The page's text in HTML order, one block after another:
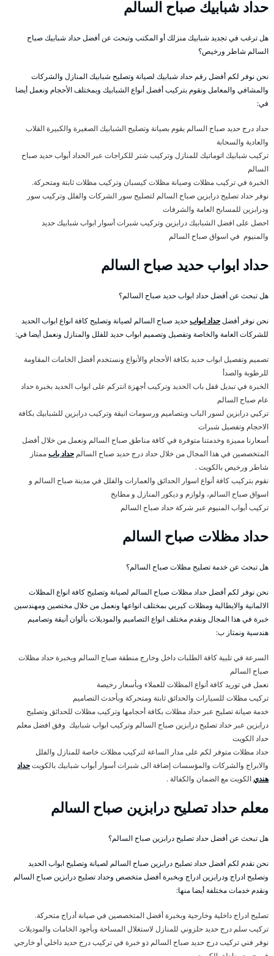
حداد شبابيك صباح السالم
هل ترغب في تجديد شبابيك منزلك أو المكتب وتبحث عن أفضل حداد شبابيك صباح
السالم شاطر ورخيص؟
نحن نوفر لكم أفضل رقم حداد شبابيك لصيانة وتصليح شبابيك المنازل والشركات
والمشافي والمعامل ونقوم بتركيب أفضل أنواع الشبابيك وبمختلف الأحجام ونعمل أيضا
في:
حداد درج حديد صباح السالم يقوم بصيانة وتصليح الشبابيك الصغيرة والكبيرة القلاب
والعادية والسحابة
تركيب شبابيك اتوماتيك للمنازل وتركيب شتر للكراجات عبر الحداد أبواب حديد صباح
السالم
الخبرة في تركيب مظلات وصيانة مظلات كيسبان وتركيب مظلات ثابتة ومتحركة.
نوفر حداد تصليح درابزين صباح السالم لتصليح سور الشركات والفلل وتركيب سور
ودرابزين للمسابح العامة والشرفات
احصل على افضل الشبابيك درابزين وتركيب شبرات أسوار ابواب شبابيك حديد
والمنيوم في اسواق صباح السالم
حداد ابواب حديد صباح السالم
هل تبحث عن أفضل حداد ابواب حديد صباح السالم؟
نحن نوفر أفضلحداد ابوابحديد صباح السالم لصيانة وتصليح كافة انواع ابواب الحديد
للشركات العامة والخاصة وتفصيل وتصميم ابواب حديد للفلل والمنازل ونعمل أيضا في:
تصميم وتفصيل ابواب حديد بكافة الأحجام والأنواع ونستخدم أفضل الخامات المقاومة
للرطوبة والصدأ
الخبرة في تبديل قفل باب الحديد وتركيب أجهزة انتركم على ابواب الحديد بخبرة حداد
عام صباح السالم
تركيي درابزين لسور الباب وبتصاميم ورسومات انيقة وتركيب درابزين للشبابيك بكافة
الاحجام وتفصيل شبرات
أسعارنا مميزة وخدمتنا متوفرة في كافة مناطق صباح السالم ونعمل من خلال أفضل
المتخصصين في هذا المجال من خلال حداد درج حديد صباح السالم حداد بابممتاز
شاطر ورخيص بالكويت .
نقوم بتركيب كافة أنواع اسوار الحدائق والعمارات والفلل في مدينة صباح السالم و
اسواق صباح السالم، ولوازم و ديكور المنازل و مطابخ
تركيب أبواب المنيوم عبر شركة حداد صباح السالم
حداد مظلات صباح السالم
هل تبحث عن خدمة تصليح مظلات صباح السالم؟
نحن نوفر لكم أفضل حداد مظلات صباح السالم لصيانة وتصليح كافة انواع المظلات
الالمانية والايطالية ومظلات كيربي بمختلف انواعها ونعمل من خلال مختصين ومهندسين
خبرة في هذا المجال ونقدم مختلف انواع التصاميم والموديلات بألوان أنيقة وتصاميم
هندسية ونمتاز ب:
السرعة في تلبية كافة الطلبات داخل وخارج منطقة صباح السالم وبخبرة حداد مظلات
صباح السالم
نعمل في توريد كافة أنواع المظلات للعملاء وبأسعار رخيصة
تركيب مظلات للسيارات والحدائق ثابتة ومتحركة وبأحدث التصاميم
خدمة صيانة تصليح عبر حداد مظلات بكافة أحجامها وتركيب مظلات للحدائق وتصليح
درابزين عبر حداد تصليح درابزين صباح السالم وتركيب ابواب شبابيك وفق افضل معلم
حداد الكويت
حداد مظلات متوفر لكم على مدار الساعة لتركيب مظلات خاصة للمنازل والفلل
والابراج والشركات والمؤسسات إضافة الى شبرات أسوار أبواب شبابيك بالكويتحداد
هنديالكويت مع الضمان والكفالة .
معلم حداد تصليح درابزين صباح السالم
هل تبحث عن أفضل حداد تصليح درابزين صباح السالم؟
نحن نقدم لكم أفضل حداد تصليح درابزين صباح السالم لصيانة وتصليح ابواب الحديد
وتصليح ادراج ودرابزين ادراج وبخبرة أفضل متخصص وحداد تصليح درابزين صباح السالم
ونقدم خدمات مختلفة أيضا منها:
تصليح ادراج داخلية وخارجية وبخبرة أفضل المتخصصين في صيانة أدراج متحركة.
تركيب سلم درج حديد حلزوني للمنازل لاستغلال المساحة وبأجود الخامات والموديلات
نوفر فني تركيب درج حديد صباح السالم ذو خبرة في تركيب درج حديد داخلي أو خارجي